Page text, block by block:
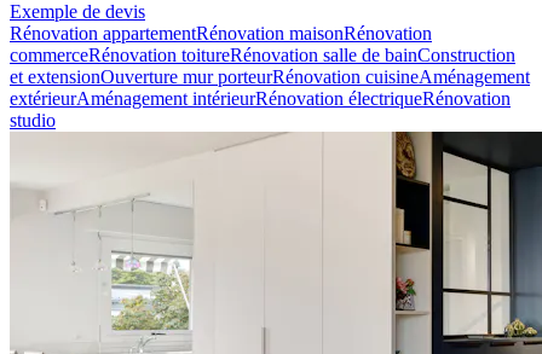
Exemple de devis
Rénovation appartementRénovation maisonRénovation
commerceRénovation toitureRénovation salle de bainConstruction
et extensionOuverture mur porteurRénovation cuisineAménagement
extérieurAménagement intérieurRénovation électriqueRénovation
studio